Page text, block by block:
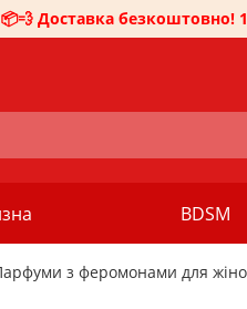
📦💨 Доставка безкоштовно!
BDSM
з феромонами для